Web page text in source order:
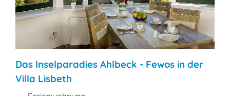
Das Inselparadies Ahlbeck - Fewos in der
Villa Lisbeth